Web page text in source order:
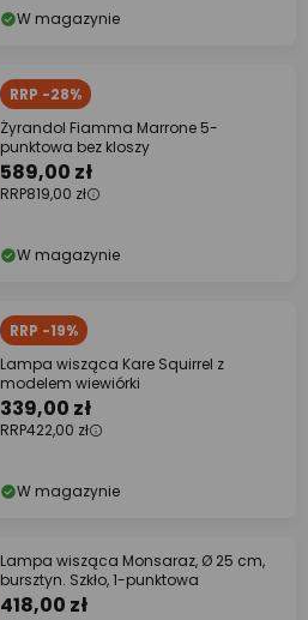
W magazynie
RRP -28%
Żyrandol Fiamma Marrone 5-
punktowa bez kloszy
589,00 zł
RRP819,00 zł
W magazynie
RRP -19%
Lampa wisząca Kare Squirrel z
modelem wiewiórki
339,00 zł
RRP422,00 zł
W magazynie
Lampa wisząca Monsaraz, Ø 25 cm,
bursztyn. Szkło, 1-punktowa
418,00 zł